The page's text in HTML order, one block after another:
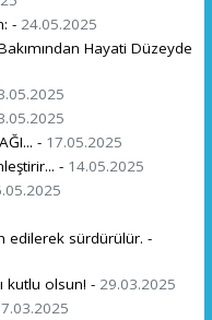
- 24.05.2025
Hayati Düzeyde
- 17.05.2025
- 14.05.2025
edilerek sürdürülür. -
kutlu olsun! - 29.03.2025